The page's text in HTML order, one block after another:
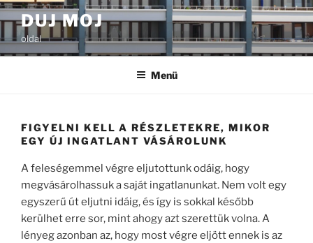
Tartalomhoz
DUJ MOJ
oldal
Menü
FIGYELNI KELL A RÉSZLETEKRE, MIKOR
EGY ÚJ INGATLANT VÁSÁROLUNK
A feleségemmel végre eljutottunk odáig, hogy
megvásárolhassuk a saját ingatlanunkat. Nem volt egy
egyszerű út eljutni idáig, és így is sokkal később
kerülhet erre sor, mint ahogy azt szerettük volna. A
lényeg azonban az, hogy most végre eljött ennek is az